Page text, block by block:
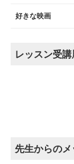
好きな映画
レッスン受講
先生からの